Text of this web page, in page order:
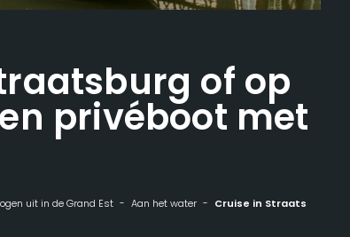
of op
privéboot met
uit in de Grand Est Aan het water Cruise in Straatsburg of op de Rijn in een privéboot met kapitein